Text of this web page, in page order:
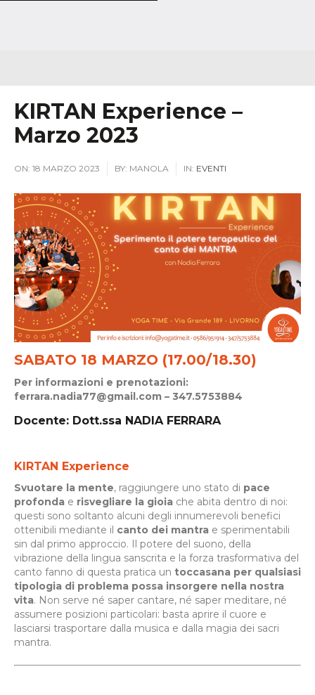
KIRTAN Experience –
Marzo 2023
ON: 18 MARZO 2023 BY: MANOLA IN: EVENTI
SABATO 18 MARZO (17.00/18.30)
Per informazioni e prenotazioni:
ferrara.nadia77@gmail.com – 347.5753884
Docente: Dott.ssa NADIA FERRARA
KIRTAN Experience
Svuotare la mente, raggiungere uno stato di pace
profonda e risvegliare la gioia che abita dentro di noi:
questi sono soltanto alcuni degli innumerevoli benefici
ottenibili mediante il canto dei mantra e sperimentabili
sin dal primo approccio. Il potere del suono, della
vibrazione della lingua sanscrita e la forza trasformativa del
canto fanno di questa pratica un toccasana per qualsiasi
tipologia di problema possa insorgere nella nostra
vita. Non serve né saper cantare, né saper meditare, né
assumere posizioni particolari: basta aprire il cuore e
lasciarsi trasportare dalla musica e dalla magia dei sacri
mantra.